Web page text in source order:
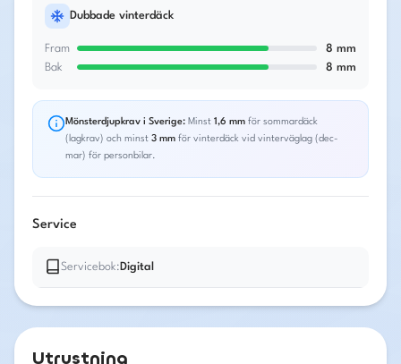
Dubbade vinterdäck
Fram 8 mm
Bak
8 mm
Mönsterdjupkrav i Sverige: Minst 1,6 mm för sommardäck
(lagkrav) och minst 3 mm för vinterdäck vid vinterväglag (dec-
mar) för personbilar.
Service
Servicebok: Digital
Utrustning